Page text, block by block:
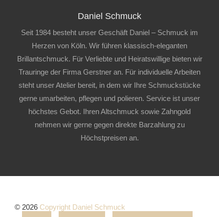
Daniel Schmuck
Seit 1984 besteht unser Geschäft Daniel – Schmuck im
Herzen von Köln. Wir führen klassisch-eleganten
Brillantschmuck. Für Verliebte und Heiratswillige bieten wir
Trauringe der Firma Gerstner an. Für individuelle Arbeiten
steht unser Atelier bereit, in dem wir Ihre Schmuckstücke
gerne umarbeiten, pflegen und polieren. Service ist unser
höchstes Gebot. Ihren Altschmuck sowie Zahngold
nehmen wir gerne gegen direkte Barzahlung zu
Höchstpreisen an.
© 2026 Copyright Daniel Schmuck